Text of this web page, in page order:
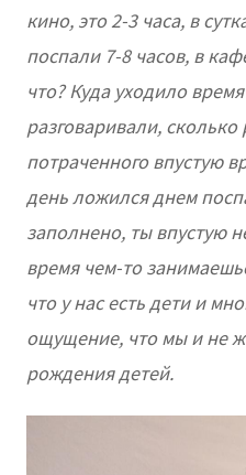
кино, это 2-3 часа, в
поспали 7-8 часов, в
что? Куда уходило
разговаривали,
потраченного впустую
день ложился днем
заполнено, ты впустую
время чем-то
что у нас есть дети и
ощущение, что мы и не
рождения детей.